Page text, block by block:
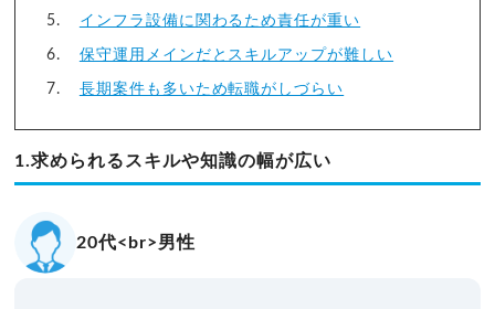
インフラ設備に関わるため責任が重い
保守運用メインだとスキルアップが難しい
長期案件も多いため転職がしづらい
1.求められるスキルや知識の幅が広い
20代<br>男性